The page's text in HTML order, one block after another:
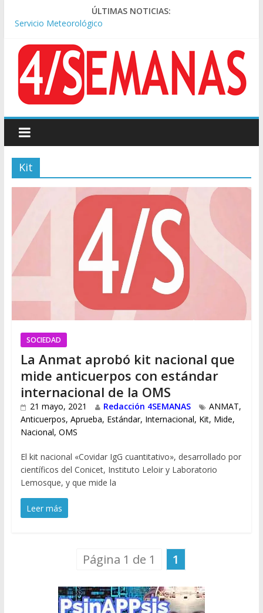
ÚLTIMAS NOTICIAS:
Tormentas severas y fuertes ráfagas de viento: alerta del
Servicio Meteorológico
1,6% en julio
Rechazo a la Ley de Tierras: se espera un fuerte operativo
frente al Congreso
Ley de Tierras: el rechazo ganó en las redes
Manuel Belgrano: reparación histórica en el solar natal
Kit
SOCIEDAD
La Anmat aprobó kit nacional que
mide anticuerpos con estándar
internacional de la OMS
21 mayo, 2021 Redacción 4SEMANAS ANMAT,
Anticuerpos, Aprueba, Estándar, Internacional, Kit, Mide,
Nacional, OMS
El kit nacional «Covidar IgG cuantitativo», desarrollado por
científicos del Conicet, Instituto Leloir y Laboratorio
Lemosque, y que mide la
Leer más
Página 1 de 1 1